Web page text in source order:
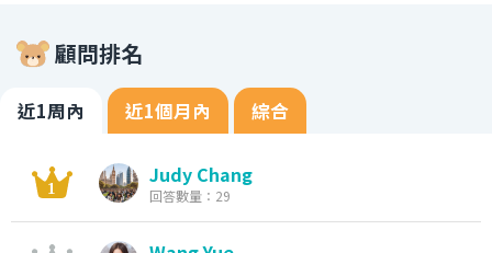
顧問排名
近1周內 近1個月內 綜合
Judy Chang
回答數量：29